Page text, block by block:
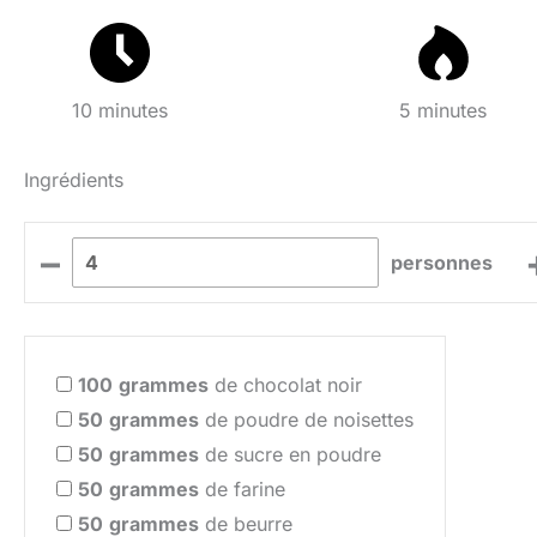
10 minutes 5 minutes
Ingrédients
– personnes
100 grammes de chocolat noir
50 grammes de poudre de noisettes
50 grammes de sucre en poudre
50 grammes de farine
50 grammes de beurre